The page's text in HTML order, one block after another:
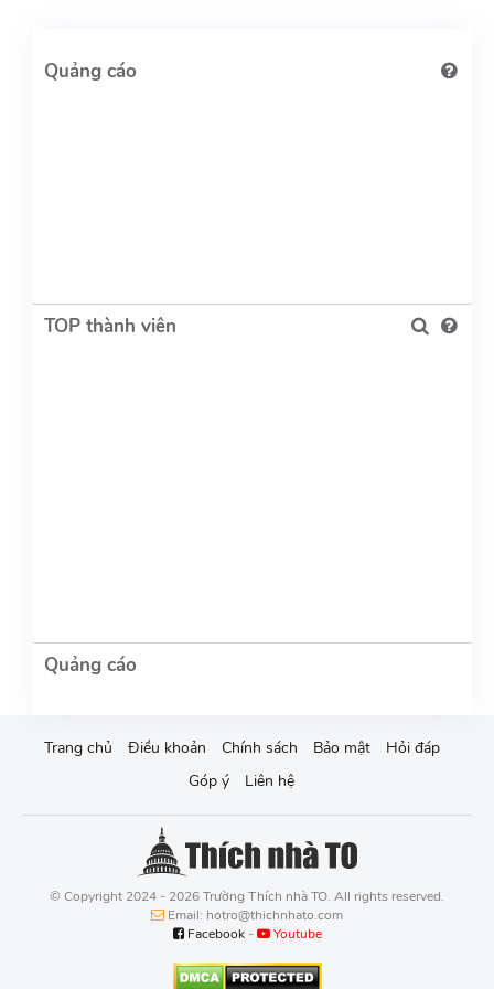
TOP thành viên
Trang chủ Điều khoản Chính sách Bảo mật
Hỏi đáp
Góp ý
Liên hệ
© Copyright 2024 - 2026 Trường Thích nhà TO. All rights reserved.
Email: hotro@thichnhato.com
Facebook- Youtube